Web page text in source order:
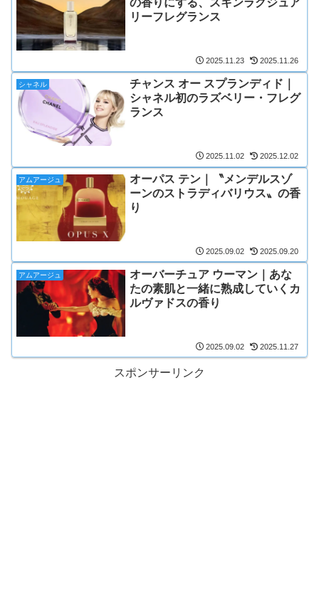
の香りにする、スキンラグジュア
リーフレグランス
2025.11.23 2025.11.26
シャネル
チャンス オー スプランディド｜
シャネル初のラズベリー・フレグ
ランス
2025.11.02 2025.12.02
アムアージュ
オーパス テン｜〝メンデルスゾ
ーンのストラディバリウス〟の香
り
2025.09.02 2025.09.20
アムアージュ
オーバーチュア ウーマン｜あな
たの素肌と一緒に熟成していくカ
ルヴァドスの香り
2025.09.02 2025.11.27
スポンサーリンク